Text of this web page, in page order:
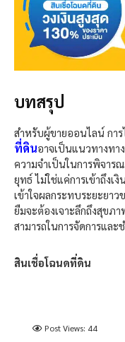
บทสรุป
สำหรับผู้ขายออนไลน์ กา
ที่ดินอาจเป็นแนวทางทา
ความจำเป็นในการพิจาร
ยุทธ์ ไม่ใช่แค่การเข้าถึง
เข้าใจผลกระทบระยะยาว
ยืมจะต้องเจาะลึกถึงสุขภ
สามารถในการจัดการแล
สินเชื่อโฉนดที่ดิน
Post Views: 44